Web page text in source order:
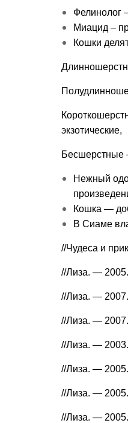
Фелинолог
Миацид –
Кошки
экзотические,
Бесшерстные
Нежный
Кошка —
В Сиаме
//Чудеса и
//Лиза. —
//Лиза. —
//Лиза. —
//Лиза. —
//Лиза. —
//Лиза. —
//Лиза. —